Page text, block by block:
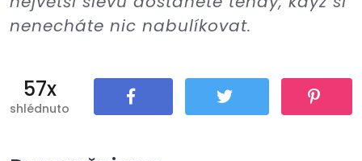
nenecháte nic nabulíkovat.
57x
shlédnuto